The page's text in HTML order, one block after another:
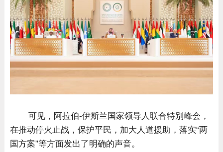
可见，阿拉伯-伊斯兰国家领导人联合特别峰会，
在推动停火止战，保护平民，加大人道援助，落实“两
国方案”等方面发出了明确的声音。